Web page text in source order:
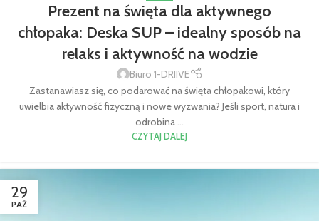
Prezent na święta dla aktywnego
chłopaka: Deska SUP – idealny sposób na
relaks i aktywność na wodzie
Biuro 1-DRIIVE
Zastanawiasz się, co podarować na święta chłopakowi, który
uwielbia aktywność fizyczną i nowe wyzwania? Jeśli sport, natura i
odrobina ...
CZYTAJ DALEJ
29
PAŹ